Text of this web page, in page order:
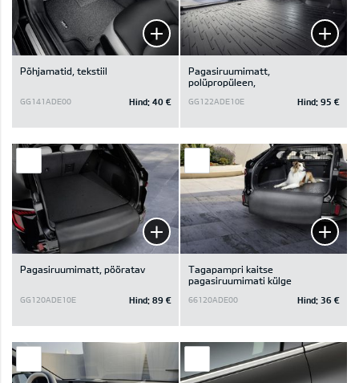
Põhjamatid, tekstiil
GG141ADE00 Hind: 40 €
Pagasiruumimatt,
polüpropüleen,
GG122ADE10E Hind: 95 €
Pagasiruumimatt, pööratav
GG120ADE10E Hind: 89 €
Tagapampri kaitse
pagasiruumimati külge
66120ADE00 Hind: 36 €